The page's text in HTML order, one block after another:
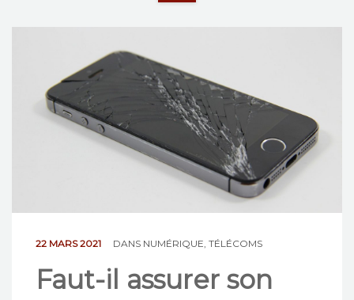
JURIDIQUE
LA CCA-GE
22 MARS 2021 DANS NUMÉRIQUE TÉLÉCOMS
Faut-il assurer son